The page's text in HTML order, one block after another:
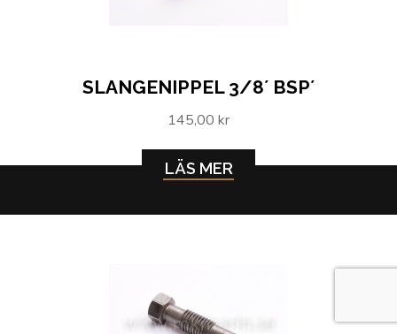
SLANGENIPPEL 3/8´ BSP´
145,00 kr
LÄS MER